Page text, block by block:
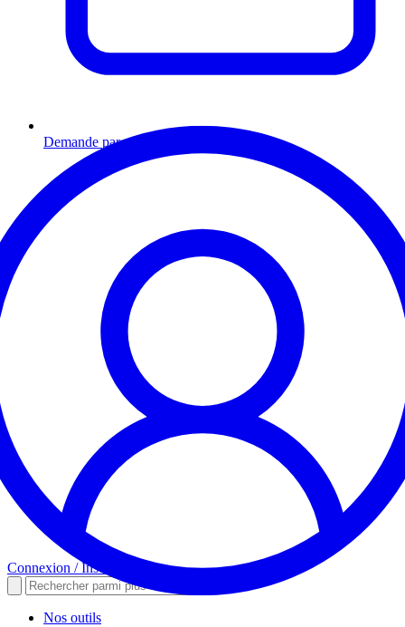
Demande par email
Connexion / Inscription
Nos outils